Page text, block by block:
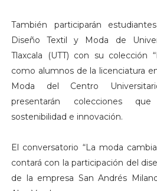
También participarán
Diseño Textil y Moda de
Tlaxcala (UTT) con su colección
como alumnos de la licenciatura
Moda del Centro
presentarán colecciones
sostenibilidad e innovación.
El conversatorio “La moda
contará con la participación del
de la empresa San Andrés